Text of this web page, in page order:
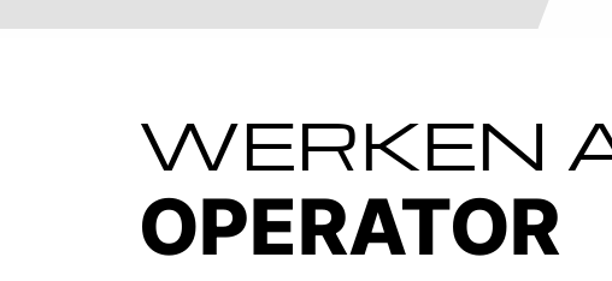
WERKEN
OPERATOR